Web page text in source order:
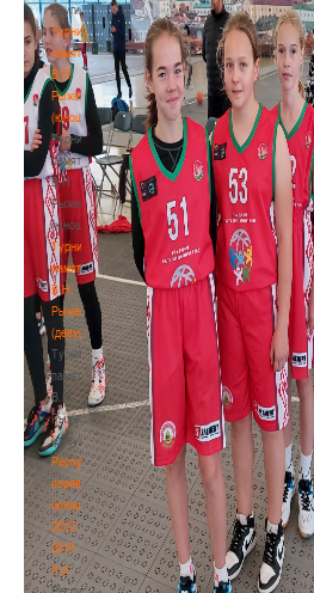
Другие
Турнир
памяти
В.Н.
Рыженкова
(юноши)
Турнир
памяти
В.Н.
Рыженкова
(юноши)
Турнир
памяти
В.Н.
Рыженкова
(девушки)
Турнир
памяти
В.Н.
Рыженкова
(девушки)
Республиканские
соревнования
(юноши)
2012-
2013
гг.р.
Республиканские